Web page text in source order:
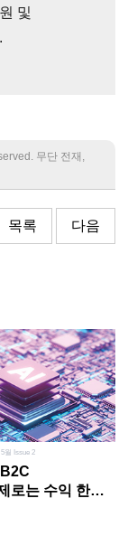
및
무단 전재,
목록 다음
월 Issue 2
로는 수익 한계